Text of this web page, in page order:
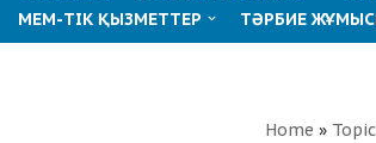
МЕМ-ТІК ҚЫЗМЕТТЕР
ТӘРБИЕ
Home »